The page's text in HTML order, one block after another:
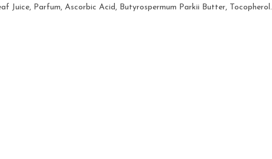
Juice, Parfum, Ascorbic Acid, Butyrospermum Parkii Butter, Tocopherol.